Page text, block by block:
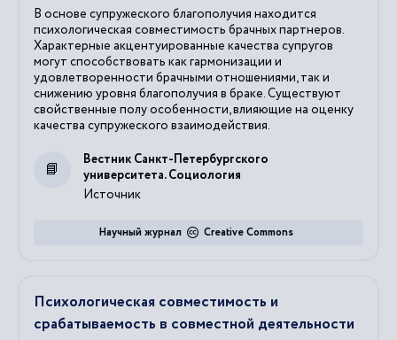
В основе супружеского благополучия находится
психологическая совместимость брачных партнеров.
Характерные акцентуированные качества супругов
могут способствовать как гармонизации и
удовлетворенности брачными отношениями, так и
снижению уровня благополучия в браке. Существуют
свойственные полу особенности, влияющие на оценку
качества супружеского взаимодействия.
Источник
Вестник Санкт-Петербургского
университета. Социология
Creative Commons
Научный журнал
Психологическая совместимость и
срабатываемость в совместной деятельности